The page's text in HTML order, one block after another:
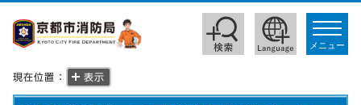
toggle
メニュー
現在位置： 表示